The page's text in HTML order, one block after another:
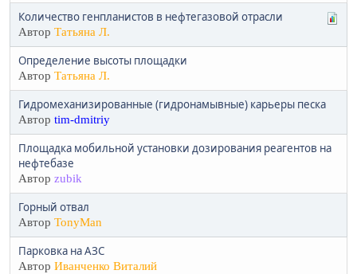
Количество генпланистов в нефтегазовой отрасли
Автор Татьяна Л.
Определение высоты площадки
Автор Татьяна Л.
Гидромеханизированные (гидронамывные) карьеры песка
Автор tim-dmitriy
Площадка мобильной установки дозирования реагентов на
нефтебазе
Автор zubik
Горный отвал
Автор TonyMan
Парковка на АЗС
Автор Иванченко Виталий